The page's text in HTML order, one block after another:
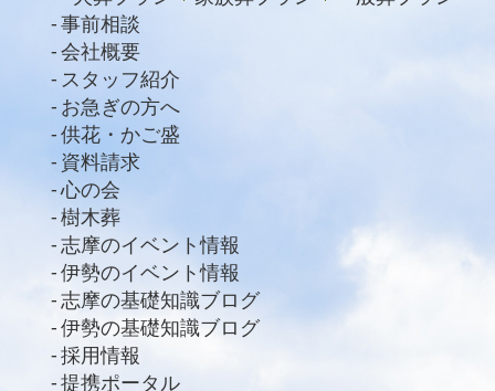
事前相談
会社概要
スタッフ紹介
お急ぎの方へ
供花・かご盛
資料請求
心の会
樹木葬
志摩のイベント情報
伊勢のイベント情報
志摩の基礎知識ブログ
伊勢の基礎知識ブログ
採用情報
提携ポータル